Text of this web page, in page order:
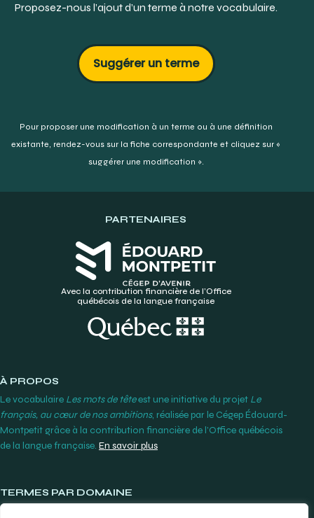
Proposez-nous l’ajout d’un terme à notre vocabulaire.
Suggérer un terme
Pour proposer une modification à un terme ou à une définition
existante, rendez-vous sur la fiche correspondante et cliquez sur «
suggérer une modification ».
PARTENAIRES
Avec la contribution financière de l’Office
québécois de la langue française
À PROPOS
Le vocabulaire Les mots de têteest une initiative du projet Le
français, au cœur de nos ambitions, réalisée par le Cégep Édouard-
Montpetit grâce à la contribution financière de l’Office québécois
de la langue française. En savoir plus
TERMES PAR DOMAINE